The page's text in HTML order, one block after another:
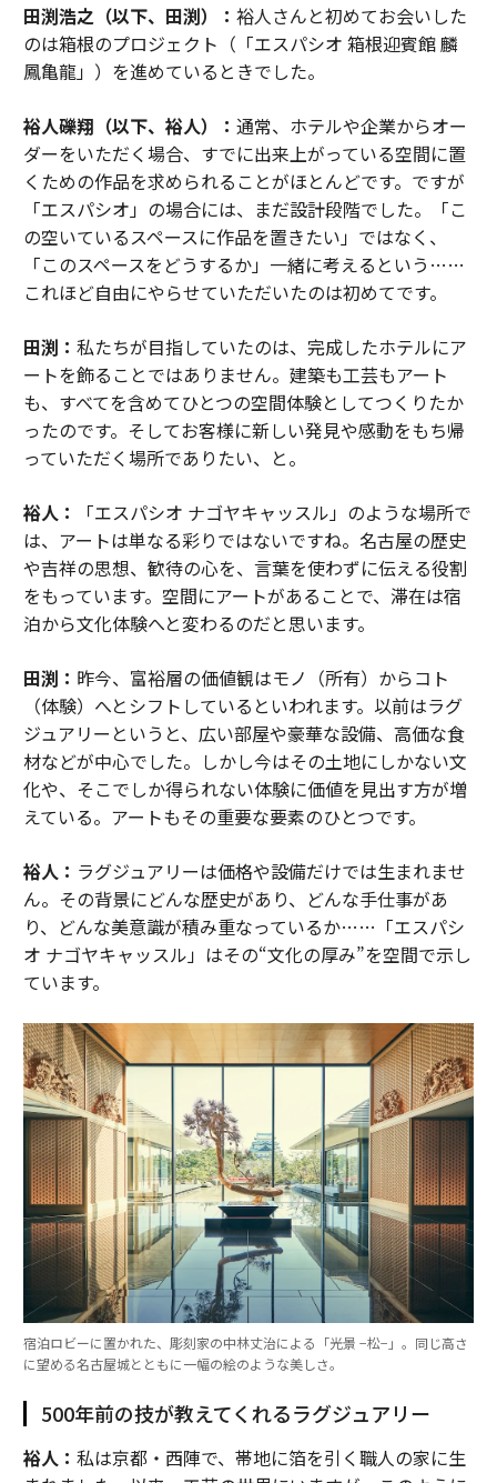
田渕浩之（以下、田渕）： 裕人さんと初めてお会いした
のは箱根のプロジェクト（「エスパシオ 箱根迎賓館 麟
鳳亀龍」）を進めているときでした。
裕人礫翔（以下、裕人）： 通常、ホテルや企業からオー
ダーをいただく場合、すでに出来上がっている空間に置
くための作品を求められることがほとんどです。ですが
「エスパシオ」の場合には、まだ設計段階でした。「こ
の空いているスペースに作品を置きたい」ではなく、
「このスペースをどうするか」一緒に考えるという……
これほど自由にやらせていただいたのは初めてです。
田渕： 私たちが目指していたのは、完成したホテルにア
ートを飾ることではありません。建築も工芸もアート
も、すべてを含めてひとつの空間体験としてつくりたか
ったのです。そしてお客様に新しい発見や感動をもち帰
っていただく場所でありたい、と。
裕人：
「エスパシオ ナゴヤキャッスル」のような場所で
は、アートは単なる彩りではないですね。名古屋の歴史
や吉祥の思想、歓待の心を、言葉を使わずに伝える役割
をもっています。空間にアートがあることで、滞在は宿
泊から文化体験へと変わるのだと思います。
田渕： 昨今、富裕層の価値観はモノ（所有）からコト
（体験）へとシフトしているといわれます。以前はラグ
ジュアリーというと、広い部屋や豪華な設備、高価な食
材などが中心でした。しかし今はその土地にしかない文
化や、そこでしか得られない体験に価値を見出す方が増
えている。アートもその重要な要素のひとつです。
裕人： ラグジュアリーは価格や設備だけでは生まれませ
ん。その背景にどんな歴史があり、どんな手仕事があ
り、どんな美意識が積み重なっているか……「エスパシ
オ ナゴヤキャッスル」はその“文化の厚み”を空間で示し
ています。
宿泊ロビーに置かれた、彫刻家の中林丈治による「光景 −松−」。同じ高さ
に望める名古屋城とともに一幅の絵のような美しさ。
500年前の技が教えてくれるラグジュアリー
裕人： 私は京都・西陣で、帯地に箔を引く職人の家に生